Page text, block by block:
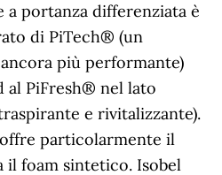
a portanza differenziata è
di PiTech® (un
più performante)
al PiFresh® nel lato
e rivitalizzante).
particolarmente il
il foam sintetico. Isobel